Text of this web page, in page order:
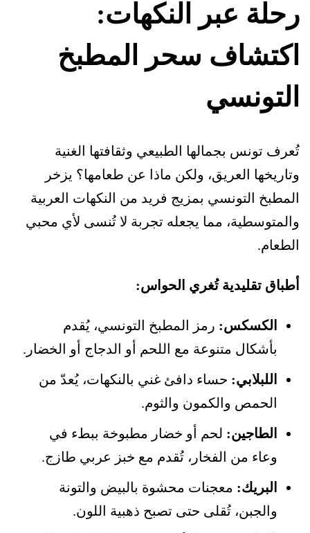
رحلة عبر النكهات:
اكتشاف سحر المطبخ
التونسي
تُعرف تونس بجمالها الطبيعي وثقافتها الغنية
وتاريخها العريق، ولكن ماذا عن طعامها؟ يزخر
المطبخ التونسي بمزيج فريد من النكهات العربية
والمتوسطية، مما يجعله تجربة لا تُنسى لأي محبي
الطعام.
أطباق تقليدية تُغري الحواس:
الكسكس: رمز المطبخ التونسي، يُقدم
بأشكال متنوعة مع اللحم أو الدجاج أو الخضار.
اللبلابي: حساء دافئ غني بالنكهات، يُعدّ من
الحمص والكمون والثوم.
الطاجين: لحم أو خضار مطبوخة ببطء في
وعاء من الفخار، تُقدم مع خبز عربي طازج.
البريك: معجنات محشوة بالبيض والتونة
والجبن، تُقلى حتى تصبح ذهبية اللون.